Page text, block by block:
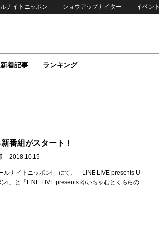
ナイトニッポン ショウアップナイター イベント
新着記事 ランキング
番組がスタート！
2018.10.15
ルナイトニッポンi」にて、「LINE LIVE presents U-
i」と「LINE LIVE presents ゆいちゃむとくららの